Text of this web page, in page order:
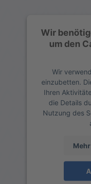
Wir
um den
Wir
einzubetten.
Ihren
die Details
Nutzung des